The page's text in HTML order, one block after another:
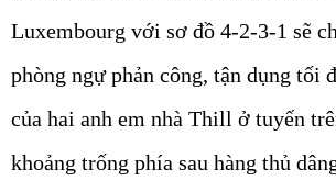
Luxembourg với sơ đồ 4-2-3-1 sẽ
phòng ngự phản công, tận dụng tối
của hai anh em nhà Thill ở tuyến
khoảng trống phía sau hàng thủ